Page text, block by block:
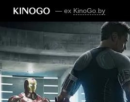
— ex KinoGo.by